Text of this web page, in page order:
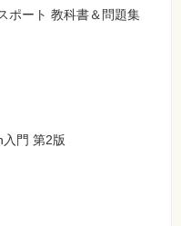
ポート 教科書＆問題集
門 第2版